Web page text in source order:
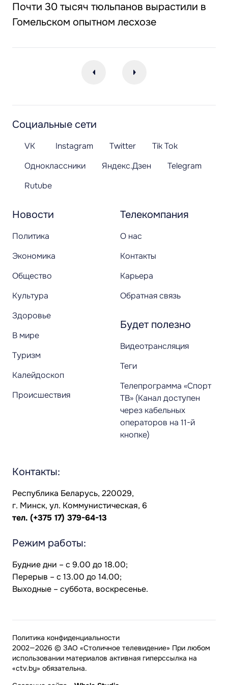
Почти 30 тысяч тюльпанов вырастили в
Гомельском опытном лесхозе
Новости
Политика
Экономика
Общество
Культура
Здоровье
В мире
Туризм
Калейдоскоп
Происшествия
Телекомпания
О нас
Контакты
Карьера
Обратная связь
Будет полезно
Видеотрансляция
Теги
Телепрограмма «Спорт
ТВ» (Канал доступен
через кабельных
операторов на 11-й
кнопке)
Социальные сети
VK Instagram Twitter
Tik Tok
Одноклассники
Яндекс.Дзен
Telegram
Rutube
Контакты:
Республика Беларусь, 220029,
г. Минск, ул. Коммунистическая, 6
тел. (+375 17) 379-64-13
Режим работы:
Будние дни – с 9.00 до 18.00;
Перерыв – с 13.00 до 14.00;
Выходные – суббота, воскресенье.
2002—2026 © ЗАО «Столичное телевидение» При любом
использовании материалов активная гиперссылка на
«ctv.by» обязательна.
Политика конфиденциальности